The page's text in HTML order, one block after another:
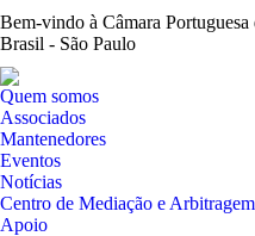
Bem-vindo à Câmara
Brasil - São Paulo
Quem somos
Associados
Mantenedores
Eventos
Notícias
Centro de Mediação e Arbitragem
Apoio